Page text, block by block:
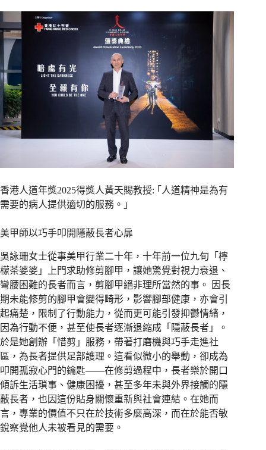
香港人道年獎2025得獎人黃天賜教授: ｢人道精神是為有
需要的病人提供適切的服務。｣
美甲師以巧手叩開隱蔽長者心扉
吳詠珊女士從事美甲行業二十年，十年前一位九旬「檸
檬茶婆婆」上門求助修剪腳甲，讓她驚覺對視力衰退、
彎腰困難的長者而言，剪腳甲絕非理所當然的事。 因長
期未能修剪的腳甲會變得畸形，影響腳部健康，亦會引
起痛楚，限制了行動能力，從而更可能引發抑鬱情緒，
因為行動不便，甚至使長者逐漸退縮成「隱蔽長者」。
於是她創辦「惜剪」服務，帶著打磨機與巧手走進社
區，為長者提供足部護理。這看似微小的舉動，卻成為
叩開孤寂心門的鑰匙——在修剪過程中，長者樂於開口
傾訴生活瑣事、健康困擾，甚至多年未與外界接觸的隱
蔽長者，也因這份貼身關懷重新與社會連結。在她而
言，專業的價值不只在於技術多麼高深，而在於能否敏
銳察覺他人未被看見的需要。